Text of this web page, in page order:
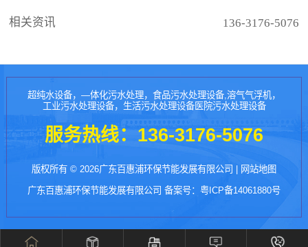
相关资讯 136-3176-5076
超纯水设备，—体化污水处理，食品污水处理设备,溶气气浮机，
工业污水处理设备，生活污水处理设备医院污水处理设备
服务热线：136-3176-5076
版权所有 © 2026广东百惠浦环保节能发展有限公司 | 网站地图
广东百惠浦环保节能发展有限公司 备案号： 粤ICP备14061880号